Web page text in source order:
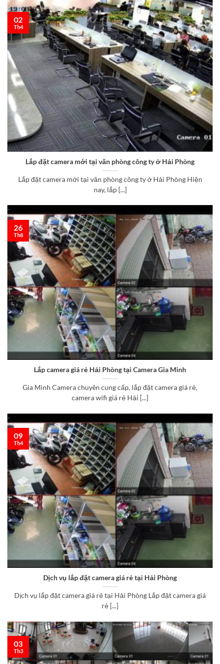
Lắp đặt camera mới tại văn phòng công ty ở Hải Phòng
Lắp đặt camera mới tại văn phòng công ty ở Hải Phòng Hiện
nay, lắp [...]
02
Th4
Lắp camera giá rẻ Hải Phòng tại Camera Gia Minh
Gia Minh Camera chuyên cung cấp, lắp đặt camera giá rẻ,
camera wifi giá rẻ Hải [...]
26
Th8
Dịch vụ lắp đặt camera giá rẻ tại Hải Phòng
Dịch vụ lắp đặt camera giá rẻ tại Hải Phòng Lắp đặt camera giá
rẻ [...]
09
Th4
03
Th3